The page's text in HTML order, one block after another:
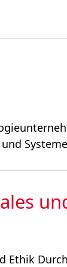
Ethik